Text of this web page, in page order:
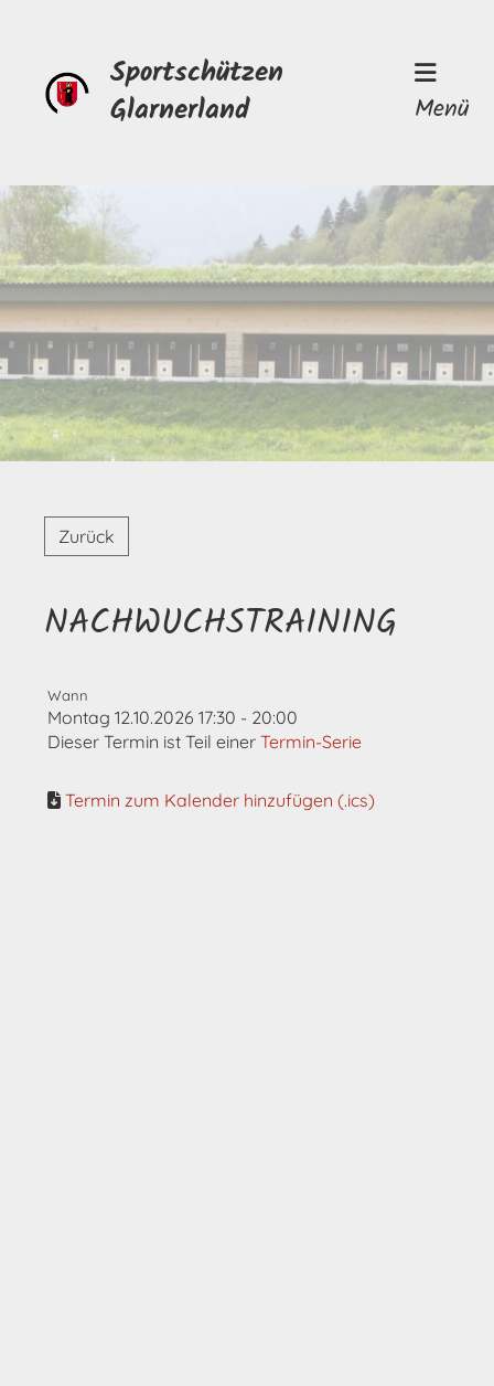
Sportschützen
Glarnerland
Menü
Zurück
NACHWUCHSTRAINING
Wann
Montag 12.10.2026 17:30 - 20:00
Dieser Termin ist Teil einer Termin-Serie
Termin zum Kalender hinzufügen (.ics)